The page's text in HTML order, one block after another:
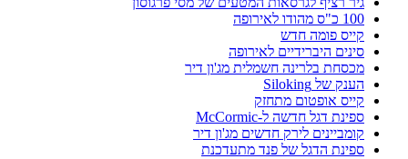
100 כ"ס מהודו לאירופה
קייס פומה חדש
סינים היברידיים לאירופה
מכסחת בלרינה חשמלית מג'ון דיר
הענק של Siloking
קייס אופטום מתחזק
ספינת דגל חדשה ל-McCormic
קומביינים לירק חדשים מג'ון דיר
ספינת הדגל של פנד מתעדכנת